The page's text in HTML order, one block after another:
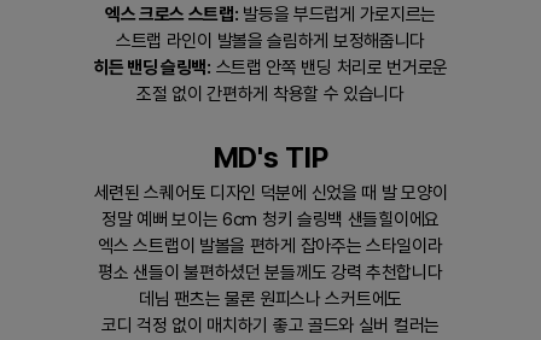
엑스 크로스 스트랩: 발등을 부드럽게 가로지르는
스트랩 라인이 발볼을 슬림하게 보정해줍니다
히든 밴딩 슬링백: 스트랩 안쪽 밴딩 처리로 번거로운
조절 없이 간편하게 착용할 수 있습니다
MD's TIP
세련된 스퀘어토 디자인 덕분에 신었을 때 발 모양이
정말 예뻐 보이는 6cm 청키 슬링백 샌들힐이에요
엑스 스트랩이 발볼을 편하게 잡아주는 스타일이라
평소 샌들이 불편하셨던 분들께도 강력 추천합니다
데님 팬츠는 물론 원피스나 스커트에도
코디 걱정 없이 매치하기 좋고 골드와 실버 컬러는